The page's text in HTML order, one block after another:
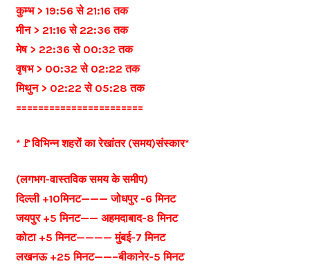
कुम्भ > 19:56 से 21:16 तक
मीन > 21:16 से 22:36 तक
मेष > 22:36 से 00:32 तक
वृषभ > 00:32 से 02:22 तक
मिथुन > 02:22 से 05:28 तक
=======================
*🚩विभिन्न शहरों का रेखांतर (समय)संस्कार*
(लगभग-वास्तविक समय के समीप)
दिल्ली +10मिनट——— जोधपुर -6 मिनट
जयपुर +5 मिनट—— अहमदाबाद-8 मिनट
कोटा +5 मिनट———— मुंबई-7 मिनट
लखनऊ +25 मिनट——–बीकानेर-5 मिनट